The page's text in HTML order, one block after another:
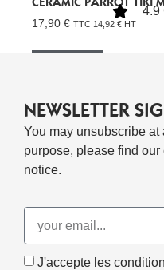
17,90 € TTC 14,92 € HT
4.9
NEWSLETTER
You may unsubscribe at
purpose, please find our
notice.
J'accepte les